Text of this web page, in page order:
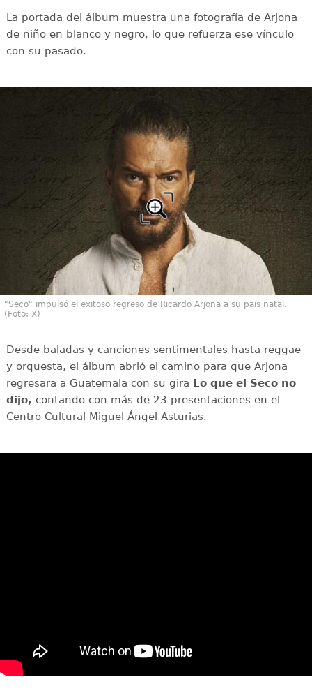
La portada del álbum muestra una fotografía de Arjona
de niño en blanco y negro, lo que refuerza ese vínculo
con su pasado.
"Seco" impulsó el exitoso regreso de Ricardo Arjona a su país natal.
(Foto: X)
Desde baladas y canciones sentimentales hasta reggae
y orquesta, el álbum abrió el camino para que Arjona
regresara a Guatemala con su gira Lo que el Seco no
dijo, contando con más de 23 presentaciones en el
Centro Cultural Miguel Ángel Asturias.